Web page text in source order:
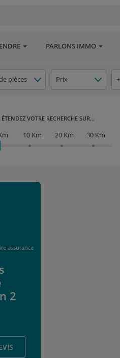
PARLONS IMMO
pièces Prix
ÉTENDEZ VOTRE RECHERCHE SUR...
10 Km 20 Km 30 Km
assurance
2